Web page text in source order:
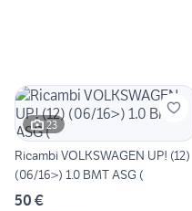
23
Ricambi VOLKSWAGEN UP! (12)
(06/16>) 1.0 BMT ASG (
50 €